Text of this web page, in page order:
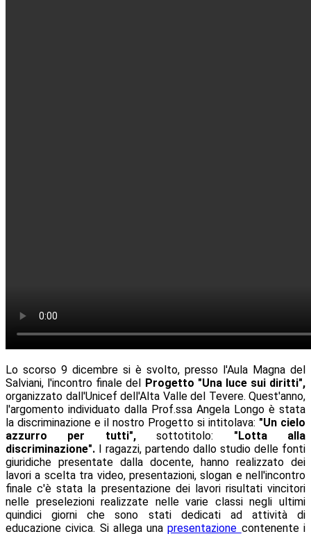
Lo scorso 9 dicembre si è svolto, presso l'Aula Magna del
Salviani, l'incontro finale del Progetto "Una luce sui diritti",
organizzato dall'Unicef dell'Alta Valle del Tevere. Quest'anno,
l'argomento individuato dalla Prof.ssa Angela Longo è stata
la discriminazione e il nostro Progetto si intitolava: "Un cielo
azzurro per tutti",sottotitolo: "Lotta alla
discriminazione". I ragazzi, partendo dallo studio delle fonti
giuridiche presentate dalla docente, hanno realizzato dei
lavori a scelta tra video, presentazioni, slogan e nell'incontro
finale c'è stata la presentazione dei lavori risultati vincitori
nelle preselezioni realizzate nelle varie classi negli ultimi
quindici giorni che sono stati dedicati ad attività di
educazione civica. Si allega unapresentazione contenente i